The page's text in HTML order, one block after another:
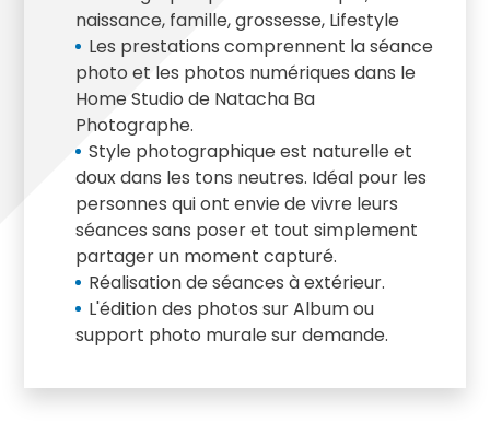
naissance, famille, grossesse, Lifestyle
Les prestations comprennent la séance
photo et les photos numériques dans le
Home Studio de Natacha Ba
Photographe.
Style photographique est naturelle et
doux dans les tons neutres. Idéal pour les
personnes qui ont envie de vivre leurs
séances sans poser et tout simplement
partager un moment capturé.
Réalisation de séances à extérieur.
L'édition des photos sur Album ou
support photo murale sur demande.